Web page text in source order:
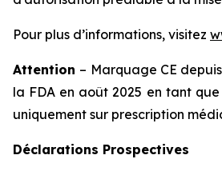
Pour plus d’informations, visitez
Attention – Marquage CE
la FDA en août 2025 en tant
uniquement sur prescription
Déclarations Prospectives